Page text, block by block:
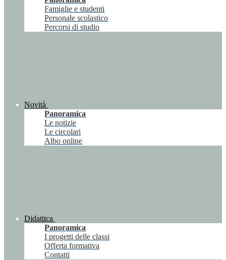
Famiglie e studenti
Personale scolastico
Percorsi di studio
Novità
Panoramica
Le notizie
Le circolari
Albo online
Didattica
Panoramica
I progetti delle classi
Offerta formativa
Contatti